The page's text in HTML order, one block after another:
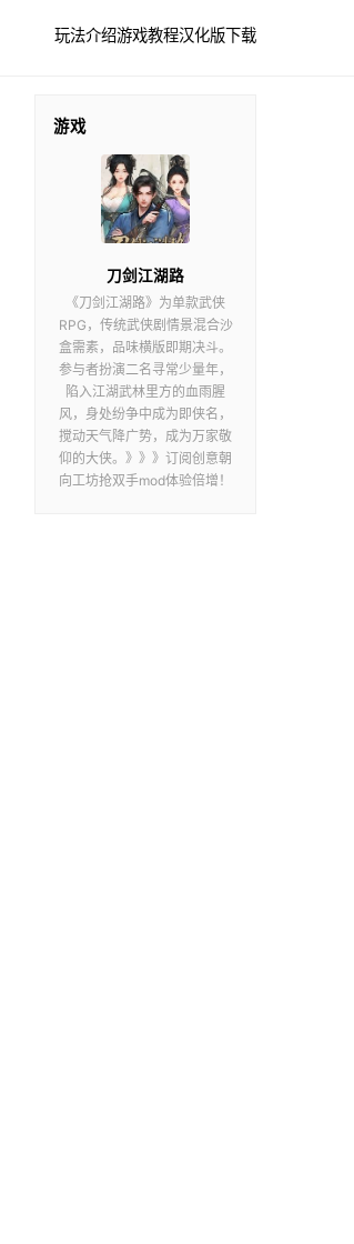
玩法介绍游戏教程汉化版下载
游戏
刀剑江湖路
《刀剑江湖路》为单款武侠
RPG，传统武侠剧情景混合沙
盒需素，品味横版即期决斗。
参与者扮演二名寻常少量年，
陷入江湖武林里方的血雨腥
风，身处纷争中成为即侠名，
搅动天气降广势，成为万家敬
仰的大侠。》》》订阅创意朝
向工坊抢双手mod体验倍增！